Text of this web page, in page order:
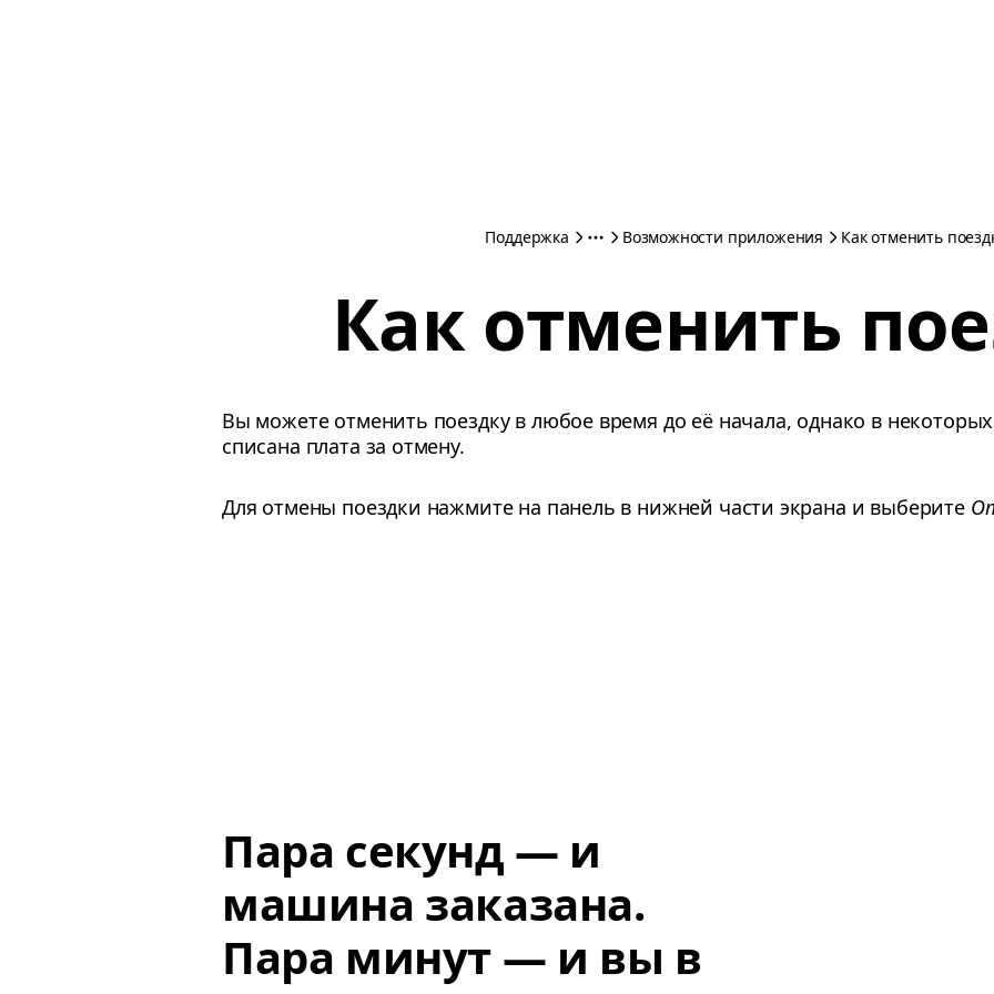
Поддержка Возможности приложения Как отменить
Как отменить
Вы можете отменить поездку в любое время до её начала, однако в
списана плата за отмену.
Для отмены поездки нажмите на панель в нижней части экрана и выберите
Пара секунд — и
машина заказана.
Пара минут — и вы в